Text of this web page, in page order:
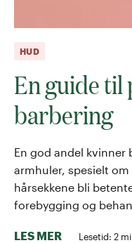
HUD
En guide
barbering
En god andel kvinner
armhuler, spesielt
hårsekkene bli
forebygging og
LES MER Lesetid: 2